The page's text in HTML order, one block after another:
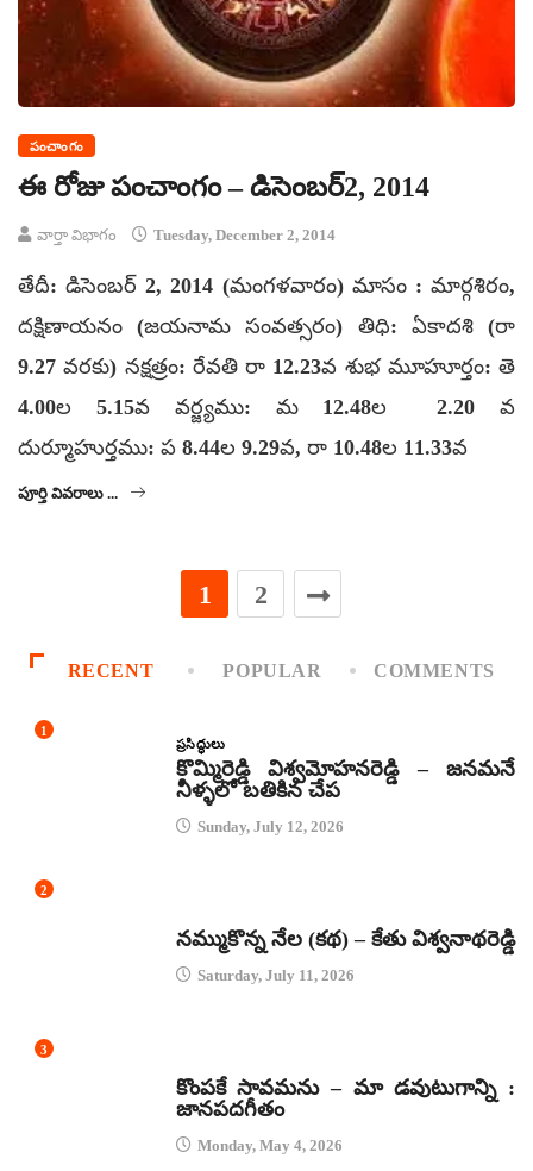
పంచాంగం
ఈ రోజు పంచాంగం – డిసెంబర్2, 2014
వార్తా విభాగం Tuesday, December 2, 2014
తేదీ: డిసెంబర్ 2, 2014 (మంగళవారం) మాసం : మార్గశిరం,
దక్షిణాయనం (జయనామ సంవత్సరం) తిధి: ఏకాదశి (రా
9.27 వరకు) నక్షత్రం: రేవతి రా 12.23వ శుభ మూహూర్తం: తె
4.00ల 5.15వ వర్జ్యము: మ 12.48ల 2.20 వ
దుర్మూహుర్తము: ప 8.44ల 9.29వ, రా 10.48ల 11.33వ
పూర్తి వివరాలు ...
1 2
RECENT POPULAR COMMENTS
1
ప్రసిద్ధులు
కొమ్మిరెడ్డి విశ్వమోహనరెడ్డి – జనమనే
నీళ్ళలో బతికిన చేప
Sunday, July 12, 2026
2
నమ్ముకొన్న నేల (కథ) – కేతు విశ్వనాథరెడ్డి
Saturday, July 11, 2026
3
కొంపకే సావమను – మా డవుటుగాన్ని :
జానపదగీతం
Monday, May 4, 2026